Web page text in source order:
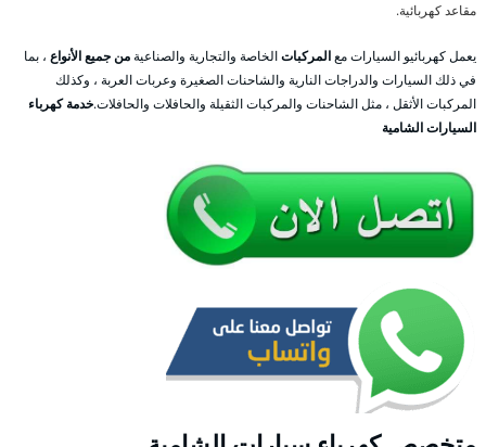
مقاعد كهربائية.
يعمل كهربائيو السيارات معالمركباتالخاصة والتجارية والصناعيةمن جميع الأنواع ، بما
في ذلك السيارات والدراجات النارية والشاحنات الصغيرة وعربات العربة ، وكذلك
المركبات الأثقل ، مثل الشاحنات والمركبات الثقيلة والحافلات والحافلات.خدمة كهرباء
السيارات الشامية